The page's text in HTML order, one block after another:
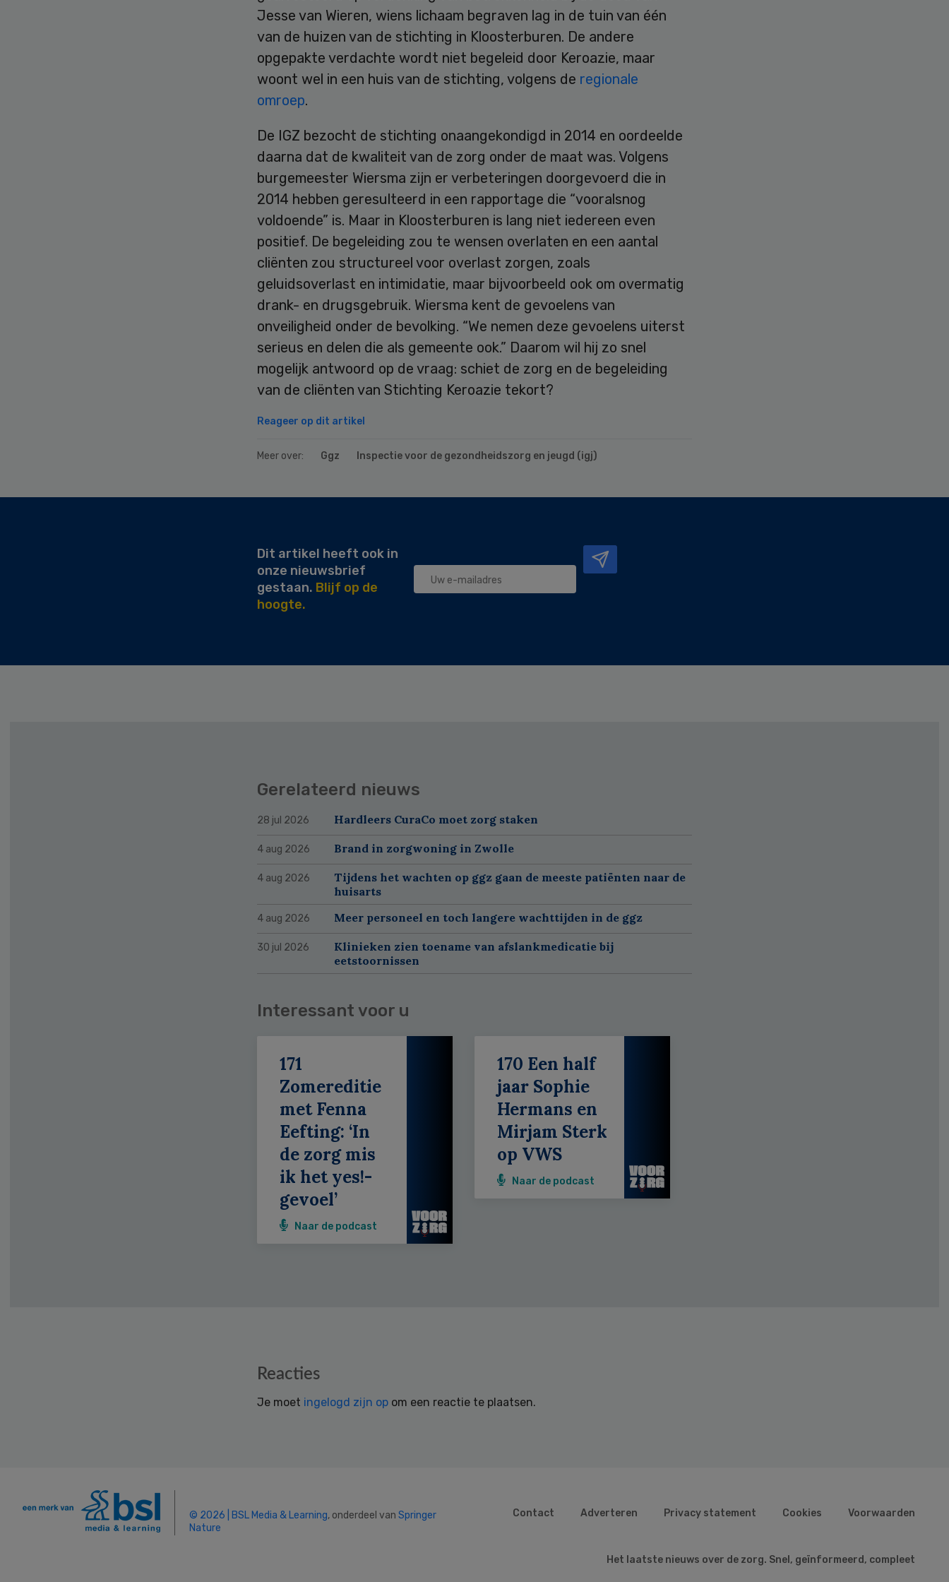
Jesse van Wieren, wiens lichaam begraven lag in de tuin van één
van de huizen van de stichting in Kloosterburen. De andere
opgepakte verdachte wordt niet begeleid door Keroazie, maar
woont wel in een huis van de stichting, volgens de regionale
omroep.
De IGZ bezocht de stichting onaangekondigd in 2014 en oordeelde
daarna dat de kwaliteit van de zorg onder de maat was. Volgens
burgemeester Wiersma zijn er verbeteringen doorgevoerd die in
2014 hebben geresulteerd in een rapportage die “vooralsnog
voldoende” is. Maar in Kloosterburen is lang niet iedereen even
positief. De begeleiding zou te wensen overlaten en een aantal
cliënten zou structureel voor overlast zorgen, zoals
geluidsoverlast en intimidatie, maar bijvoorbeeld ook om overmatig
drank- en drugsgebruik. Wiersma kent de gevoelens van
onveiligheid onder de bevolking. “We nemen deze gevoelens uiterst
serieus en delen die als gemeente ook.” Daarom wil hij zo snel
mogelijk antwoord op de vraag: schiet de zorg en de begeleiding
van de cliënten van Stichting Keroazie tekort?
Reageer op dit artikel
Meer over: Ggz Inspectie voor de gezondheidszorg en jeugd (igj)
Dit artikel heeft ook in
onze nieuwsbrief
gestaan. Blijf op de
hoogte.
Gerelateerd nieuws
28 jul 2026 Hardleers CuraCo moet zorg staken
4 aug 2026 Brand in zorgwoning in Zwolle
4 aug 2026
Tijdens het wachten op ggz gaan de meeste patiënten naar de
huisarts
4 aug 2026 Meer personeel en toch langere wachttijden in de ggz
30 jul 2026
Klinieken zien toename van afslankmedicatie bij
eetstoornissen
Interessant voor u
171
Zomereditie
met Fenna
Eefting: ‘In
de zorg mis
ik het yes!-
gevoel’
Naar de podcast
170 Een half
jaar Sophie
Hermans en
Mirjam Sterk
op VWS
Naar de podcast
Reacties
Je moet ingelogd zijn op om een reactie te plaatsen.
© 2026 | BSL Media & Learning, onderdeel van Springer
Nature
Contact Adverteren Privacy statement Cookies Voorwaarden
Het laatste nieuws over de zorg. Snel, geïnformeerd, compleet